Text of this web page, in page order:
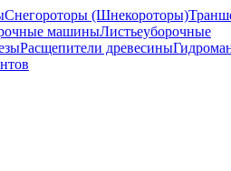
Снегороторы (Шнекороторы)
машиныЛистьеуборочные
Расщепители древесины